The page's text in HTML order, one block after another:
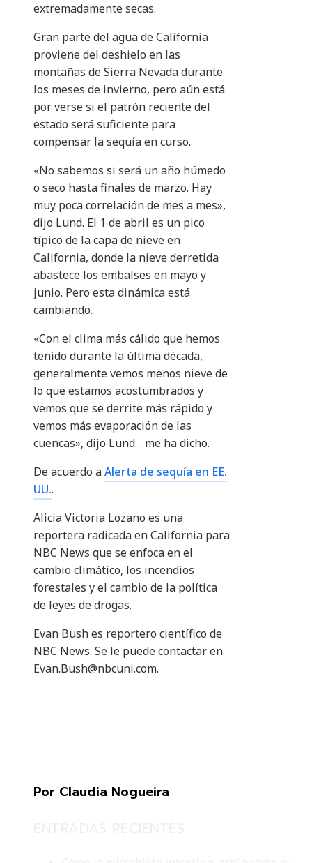
extremadamente secas.
Gran parte del agua de California
proviene del deshielo en las
montañas de Sierra Nevada durante
los meses de invierno, pero aún está
por verse si el patrón reciente del
estado será suficiente para
compensar la sequía en curso.
«No sabemos si será un año húmedo
o seco hasta finales de marzo. Hay
muy poca correlación de mes a mes»,
dijo Lund. El 1 de abril es un pico
típico de la capa de nieve en
California, donde la nieve derretida
abastece los embalses en mayo y
junio. Pero esta dinámica está
cambiando.
«Con el clima más cálido que hemos
tenido durante la última década,
generalmente vemos menos nieve de
lo que estamos acostumbrados y
vemos que se derrite más rápido y
vemos más evaporación de las
cuencas», dijo Lund. . me ha dicho.
De acuerdo aAlerta de sequía en EE.
UU..
Alicia Victoria Lozano es una
reportera radicada en California para
NBC News que se enfoca en el
cambio climático, los incendios
forestales y el cambio de la política
de leyes de drogas.
Evan Bush es reportero científico de
NBC News. Se le puede contactar en
Evan.Bush@nbcuni.com.
Por Claudia Nogueira